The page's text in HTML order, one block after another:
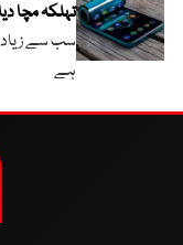
تہلکہ مچا
سب سے
ہے